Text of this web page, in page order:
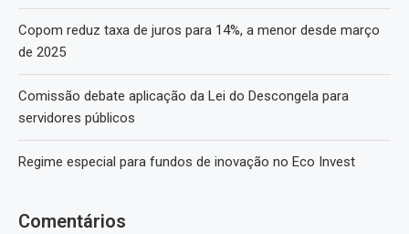
Copom reduz taxa de juros para 14%, a menor desde março
de 2025
Comissão debate aplicação da Lei do Descongela para
servidores públicos
Regime especial para fundos de inovação no Eco Invest
Comentários